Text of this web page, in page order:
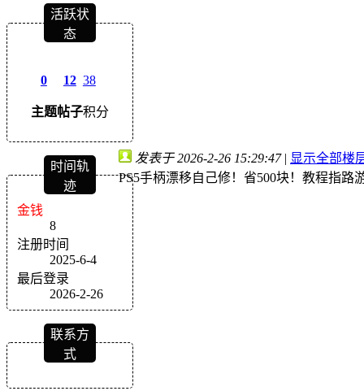
活跃状
态
0
主题
12
帖子
38
积分
时间轨
迹
金钱
8
注册时间
2025-6-4
最后登录
2026-2-26
联系方
式
发表于 2026-2-26 15:29:47 | 显示全部楼
PS5手柄漂移自己修！省500块！教程指路